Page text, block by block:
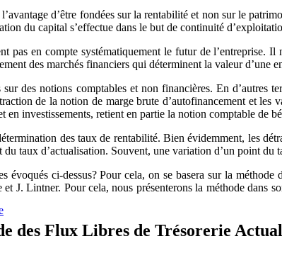
d’être fondées sur la rentabilité et non sur le
du capital s’effectue dans le but de continuité
pas en compte systématiquement le futur de l’entreprise.
des marchés financiers qui déterminent la valeur d’une
sur des notions comptables et non financières. En
de la notion de marge brute d’autofinancement et
en investissements, retient en partie la notion comptable de
des taux de rentabilité. Bien évidemment, les
taux d’actualisation. Souvent, une variation d’un point
évoqués ci-dessus? Pour cela, on se basera sur la
et J. Lintner. Pour cela, nous présenterons la méthode
des Flux Libres de Trésorerie